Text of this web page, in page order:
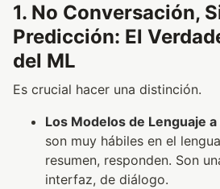
1. No Conversación,
Predicción: El
del ML
Es crucial hacer una distinción.
Los Modelos de Lenguaje a
son muy hábiles en el
resumen, responden. Son
interfaz, de diálogo.